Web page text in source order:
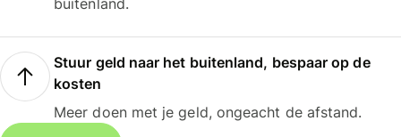
buitenland.
Stuur geld naar het buitenland, bespaar op de
kosten
Meer doen met je geld, ongeacht de afstand.